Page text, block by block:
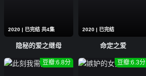
2020 | 已完结 共4集
隐秘的爱之继母
2020 | 已完结
命定之爱
豆瓣:6.8分 豆瓣:6.3分